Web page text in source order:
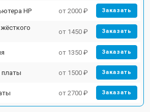
HP от 2000 ₽ Заказать
от 1450 ₽ Заказать
от 1350 ₽ Заказать
платы от 1500 ₽ Заказать
от 2700 ₽ Заказать